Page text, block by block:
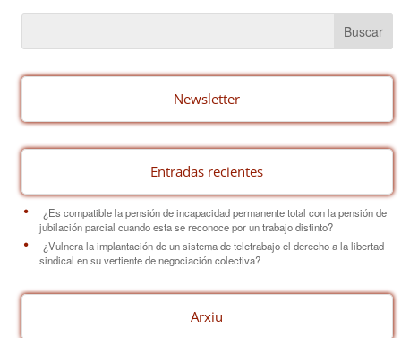
e
b
o
k
e
st
p
ar
tir
Newsletter
Entradas recientes
¿Es compatible la pensión de incapacidad permanente total con la pensión de
jubilación parcial cuando esta se reconoce por un trabajo distinto?
¿Vulnera la implantación de un sistema de teletrabajo el derecho a la libertad
sindical en su vertiente de negociación colectiva?
Arxiu